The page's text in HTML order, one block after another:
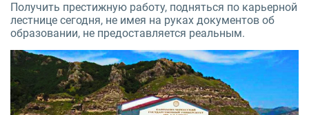
Получить престижную работу, подняться по карьерной
лестнице сегодня, не имея на руках документов об
образовании, не предоставляется реальным.